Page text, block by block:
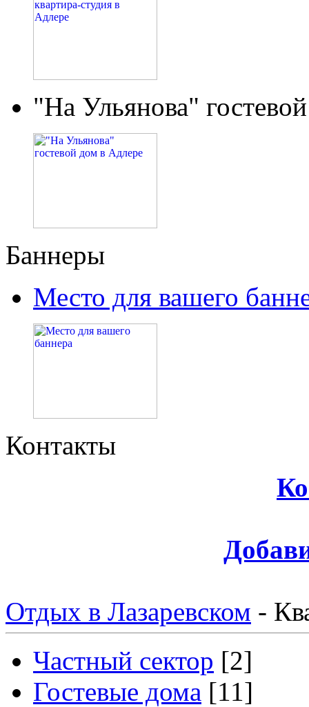
"На Ульянова"
Баннеры
Место для вашего
Контакты
Отдых в Лазаревском -
Частный сектор [2]
Гостевые дома [11]